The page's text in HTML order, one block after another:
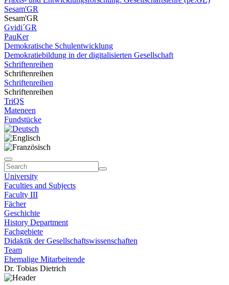
Sesam'GR
Sesam'GR
Gvidi´GR
PauKer
Demokratische Schulentwicklung
Demokratiebildung in der digitalisierten Gesellschaft
Schriftenreihen
Schriftenreihen
Schriftenreihen
Schriftenreihen
TriQS
Mateneen
Fundstücke
University
Faculties and Subjects
Faculty III
Fächer
Geschichte
History Department
Fachgebiete
Didaktik der Gesellschaftswissenschaften
Team
Ehemalige Mitarbeitende
Dr. Tobias Dietrich